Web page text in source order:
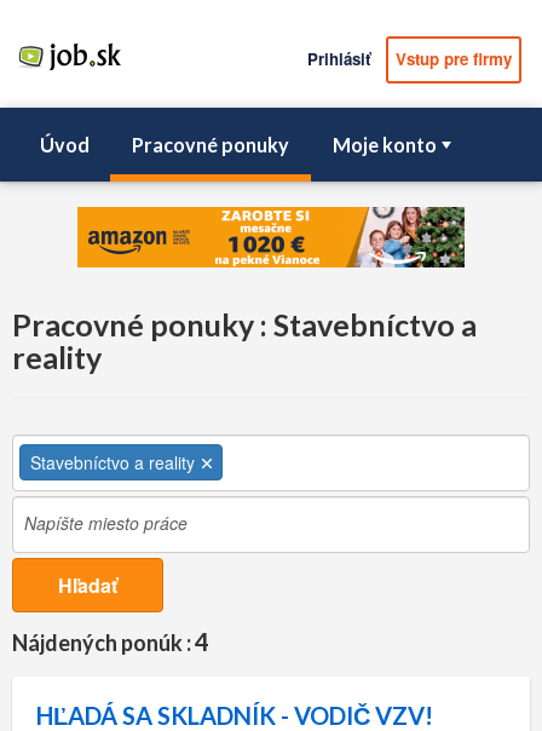
Prihlásiť Vstup pre firmy
Úvod Pracovné ponuky Moje konto
Pracovné ponuky : Stavebníctvo a
reality
Stavebníctvo a reality
Hľadať
Nájdených ponúk :4
HĽADÁ SA SKLADNÍK - VODIČ VZV!